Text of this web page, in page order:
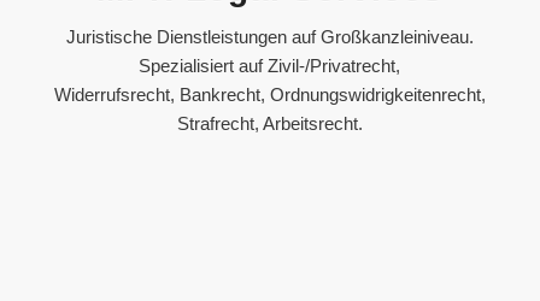
Juristische Dienstleistungen auf Großkanzleiniveau.
Spezialisiert auf Zivil-/Privatrecht,
Widerrufsrecht, Bankrecht, Ordnungswidrigkeitenrecht,
Strafrecht, Arbeitsrecht.